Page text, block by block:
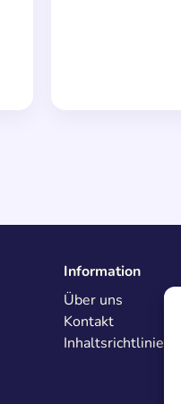
Information
Über uns
Kontakt
Inhaltsrichtlinien